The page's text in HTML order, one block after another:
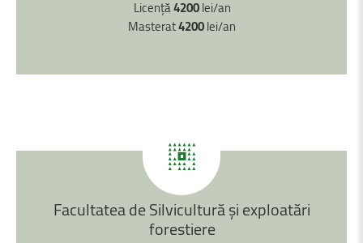
Licență4200lei/an
Masterat4200lei/an
FacultateadeSilviculturășiexploatări
forestiere